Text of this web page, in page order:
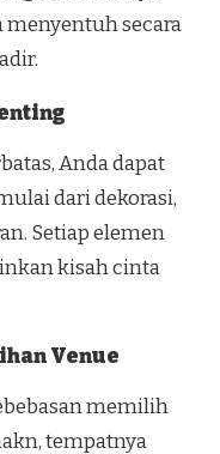
menyentuh secara
Anda dapat
dari dekorasi,
Setiap elemen
kisah cinta
Venue
memilih
tempatnya